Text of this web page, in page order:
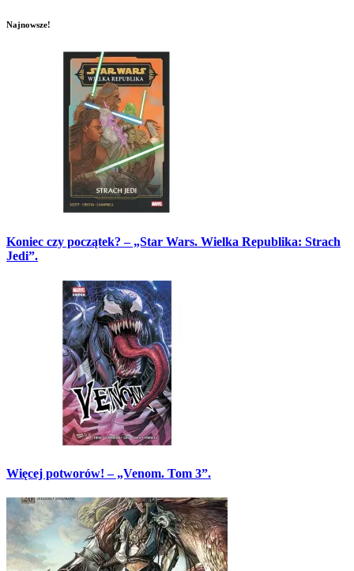
Najnowsze!
Koniec czy początek? – „Star Wars. Wielka Republika: Strach
Jedi”.
Więcej potworów! – „Venom. Tom 3”.